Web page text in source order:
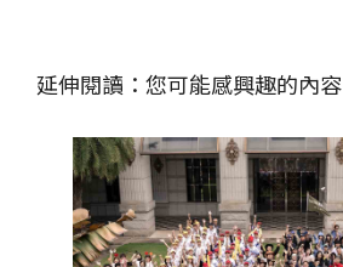
延伸閱讀：您可能感興趣的內容